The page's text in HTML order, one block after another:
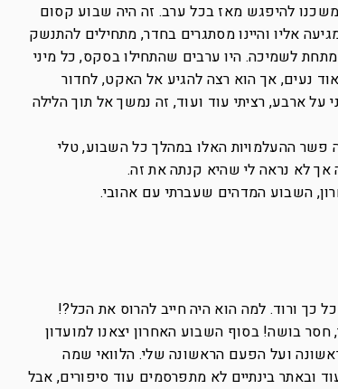
להיפגש מאז בכל ערב. זה היה שבוע קסום
אליו והיינו מסתגרים בחדר, מתחילים להתנשק
מתחת לשמיכה. היו ערבים שהתחילו בסקס, כל מיני
נעים, אך הוא רצה להגיע אל האקט, לחדור
ארבע, רציתי עוד ועוד, זה נמשך אל תוך הלילה
פשר ההעלמויות האלו במהלך כל השבוע, טלי
אך לא נראה לי שהיא קנתה את זה.
השבוע המדהים שעברתי עם אהובי.
כך ורוד. למה הוא היה חייב להרוס את הכל?!
בושה! בסוף השבוע האחרון יצאנו למועדון
ועל הפעם הראשונה שלי. הלוואי שמה
ובאתר בינתיים לא מתפרסמים עוד סיפורים, אבל